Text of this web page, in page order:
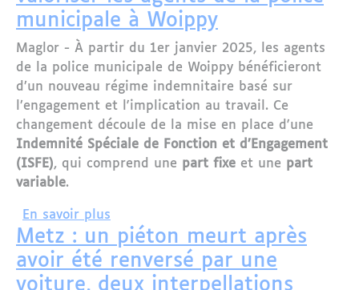
municipale à Woippy
Maglor - À partir du 1er janvier 2025, les agents
de la police municipale de Woippy bénéficieront
d’un nouveau régime indemnitaire basé sur
l’engagement et l'implication au travail. Ce
changement découle de la mise en place d'une
Indemnité Spéciale de Fonction et d’Engagement
(ISFE), qui comprend une part fixe et une part
variable.
En savoir plus
Metz : un piéton meurt après
avoir été renversé par une
voiture, deux interpellations